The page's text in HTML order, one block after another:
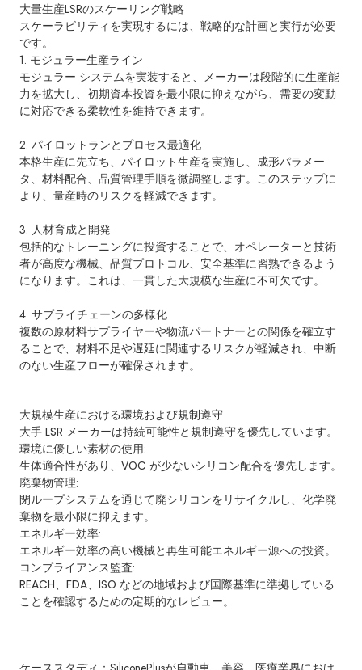
大量生産LSRのスケーリング戦略
スケーラビリティを実現するには、戦略的な計画と実行が必要
です。
1. モジュラー生産ライン
モジュラー システムを実装すると、メーカーは段階的に生産能
力を拡大し、初期資本投資を最小限に抑えながら、需要の変動
に対応できる柔軟性を維持できます。
2. パイロットランとプロセス最適化
本格生産に先立ち、パイロット生産を実施し、成形パラメー
タ、材料配合、品質管理手順を微調整します。このステップに
より、量産時のリスクを軽減できます。
3. 人材育成と開発
包括的なトレーニングに投資することで、オペレーターと技術
者が高度な機械、品質プロトコル、安全基準に習熟できるよう
になります。これは、一貫した大規模な生産に不可欠です。
4. サプライチェーンの多様化
複数の原材料サプライヤーや物流パートナーとの関係を確立す
ることで、材料不足や遅延に関連するリスクが軽減され、中断
のない生産フローが確保されます。
大規模生産における環境および規制遵守
大手 LSR メーカーは持続可能性と規制遵守を優先しています。
環境に優しい素材の使用:
生体適合性があり、VOC が少ないシリコン配合を優先します。
廃棄物管理:
閉ループシステムを通じて廃シリコンをリサイクルし、化学廃
棄物を最小限に抑えます。
エネルギー効率:
エネルギー効率の高い機械と再生可能エネルギー源への投資。
コンプライアンス監査:
REACH、FDA、ISO などの地域および国際基準に準拠している
ことを確認するための定期的なレビュー。